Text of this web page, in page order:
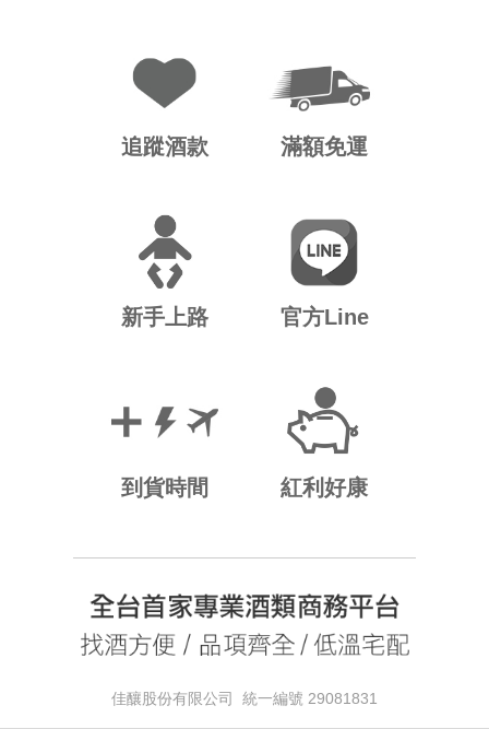
追蹤酒款 滿額免運
新手上路 官方Line
到貨時間 紅利好康
佳釀股份有限公司 統一編號 29081831